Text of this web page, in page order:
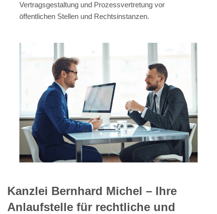
Vertragsgestaltung und Prozessvertretung vor
öffentlichen Stellen und Rechtsinstanzen.
Kanzlei Bernhard Michel – Ihre
Anlaufstelle für rechtliche und